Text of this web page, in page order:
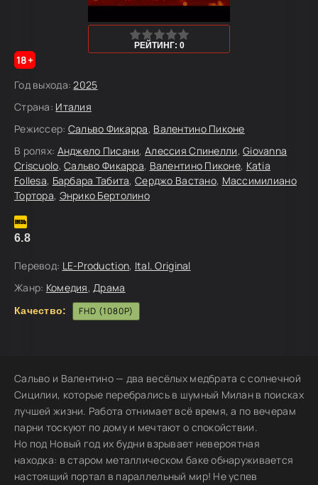
4
5
РЕЙТИНГ: 0
18+
Год выхода: 2025
Страна: Италия
Режиссер: Сальво Фикарра, Валентино Пиконе
В ролях: Анджело Писани,Алессия Спинелли,Giovanna
Criscuolo,Сальво Фикарра, Валентино Пиконе, Katia
Follesa, Барбара Табита,Серджо Вастано, Массимилиано
Тортора, Энрико Бертолино
6.8
Перевод: LE-Production, Ital. Original
Жанр: Комедия,Драма
Качество: FHD (1080P)
Сальво и Валентино — два весёлых медбрата с солнечной
Сицилии, которые перебрались в шумный Милан в поисках
лучшей жизни. Работа отнимает всё время, а по вечерам
парни тоскуют по дому и мечтают о спокойствии.
Но под Новый год их будни взрывает невероятная
находка: в старом металлическом баке обнаруживается
настоящий портал в параллельный мир! Не успев